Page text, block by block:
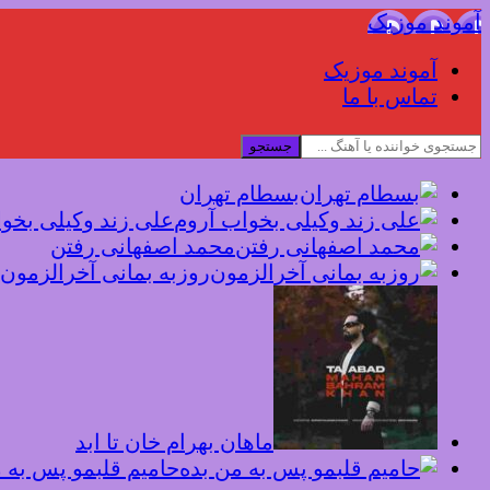
آموند موزیک
آموند موزیک
تماس با ما
جستجو
بسطام تهران
علی زند وکیلی
محمد اصفهانی رفتن
روزبه بمانی آخرالزمون
ماهان بهرام خان تا ابد
حامیم قلبمو پس به